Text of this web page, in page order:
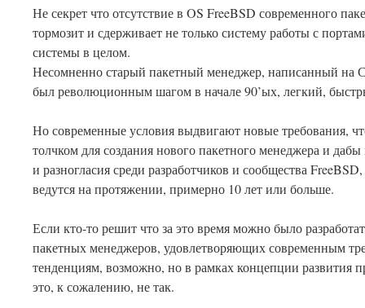
Не секрет что отсутствие в OS FreeBSD современного
тормозит и сдерживает не только систему работы с
системы в целом.
Несомненно старый пакетный менеджер, написанный
был революционным шагом в начале 90’ых, легкий,
Но современные условия выдвигают новые требования,
толчком для создания нового пакетного менеджера и
и разногласия среди разработчиков и сообщества
ведутся на протяжении, примерно 10 лет или больше.
Если кто-то решит что за это время можно было
пакетных менеджеров, удовлетворяющих современным
тенденциям, возможно, но в рамках концепции развития
это, к сожалению, не так.